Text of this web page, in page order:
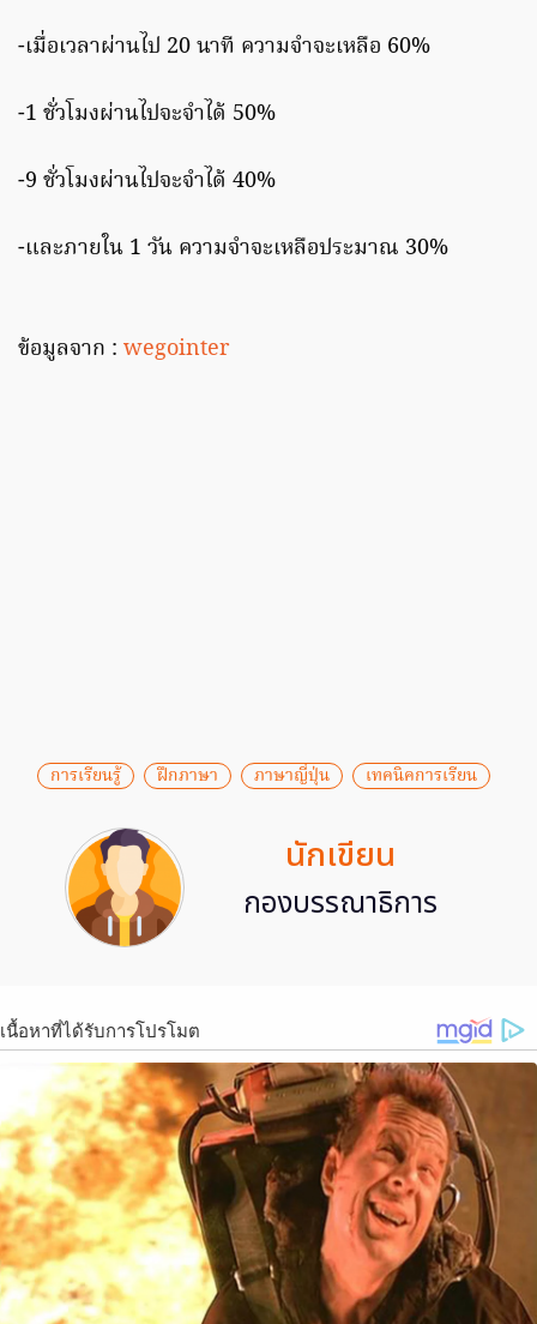
-เมื่อเวลาผ่านไป 20 นาที ความจําจะเหลือ 60%
-1 ชั่วโมงผ่านไปจะจําได้ 50%
-9 ชั่วโมงผ่านไปจะจําได้ 40%
-และภายใน 1 วัน ความจําจะเหลือประมาณ 30%
ข้อมูลจาก : wegointer
การเรียนรู้ ฝึกภาษา ภาษาญี่ปุ่น เทคนิคการเรียน
นักเขียน
กองบรรณาธิการ
เนื้อหาที่ได้รับการโปรโมต